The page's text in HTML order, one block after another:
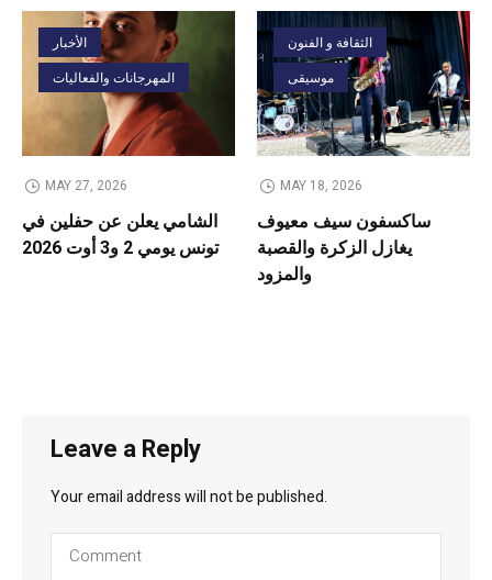
الأخبار
المهرجانات والفعاليات
MAY 27, 2026
الشامي يعلن عن حفلين في
تونس يومي 2 و3 أوت 2026
الثقافة و الفنون
موسيقى
MAY 18, 2026
ساكسفون سيف معيوف
يغازل الزكرة والقصبة
والمزود
Leave a Reply
Your email address will not be published.